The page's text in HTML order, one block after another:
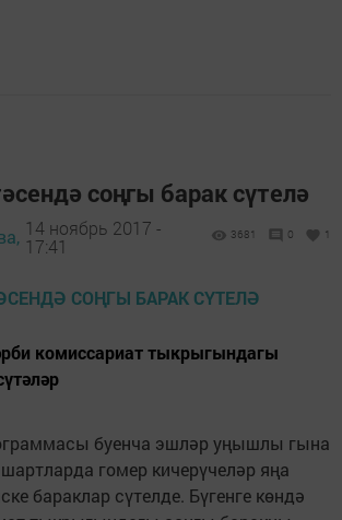
соңгы барак сүтелә
14 ноябрь 2017 -
17:41
3681 0 1
комиссариат тыкрыгындагы
буенча эшләр уңышлы гына
гомер кичерүчеләр яңа
бараклар сүтелде. Бүгенге көндә